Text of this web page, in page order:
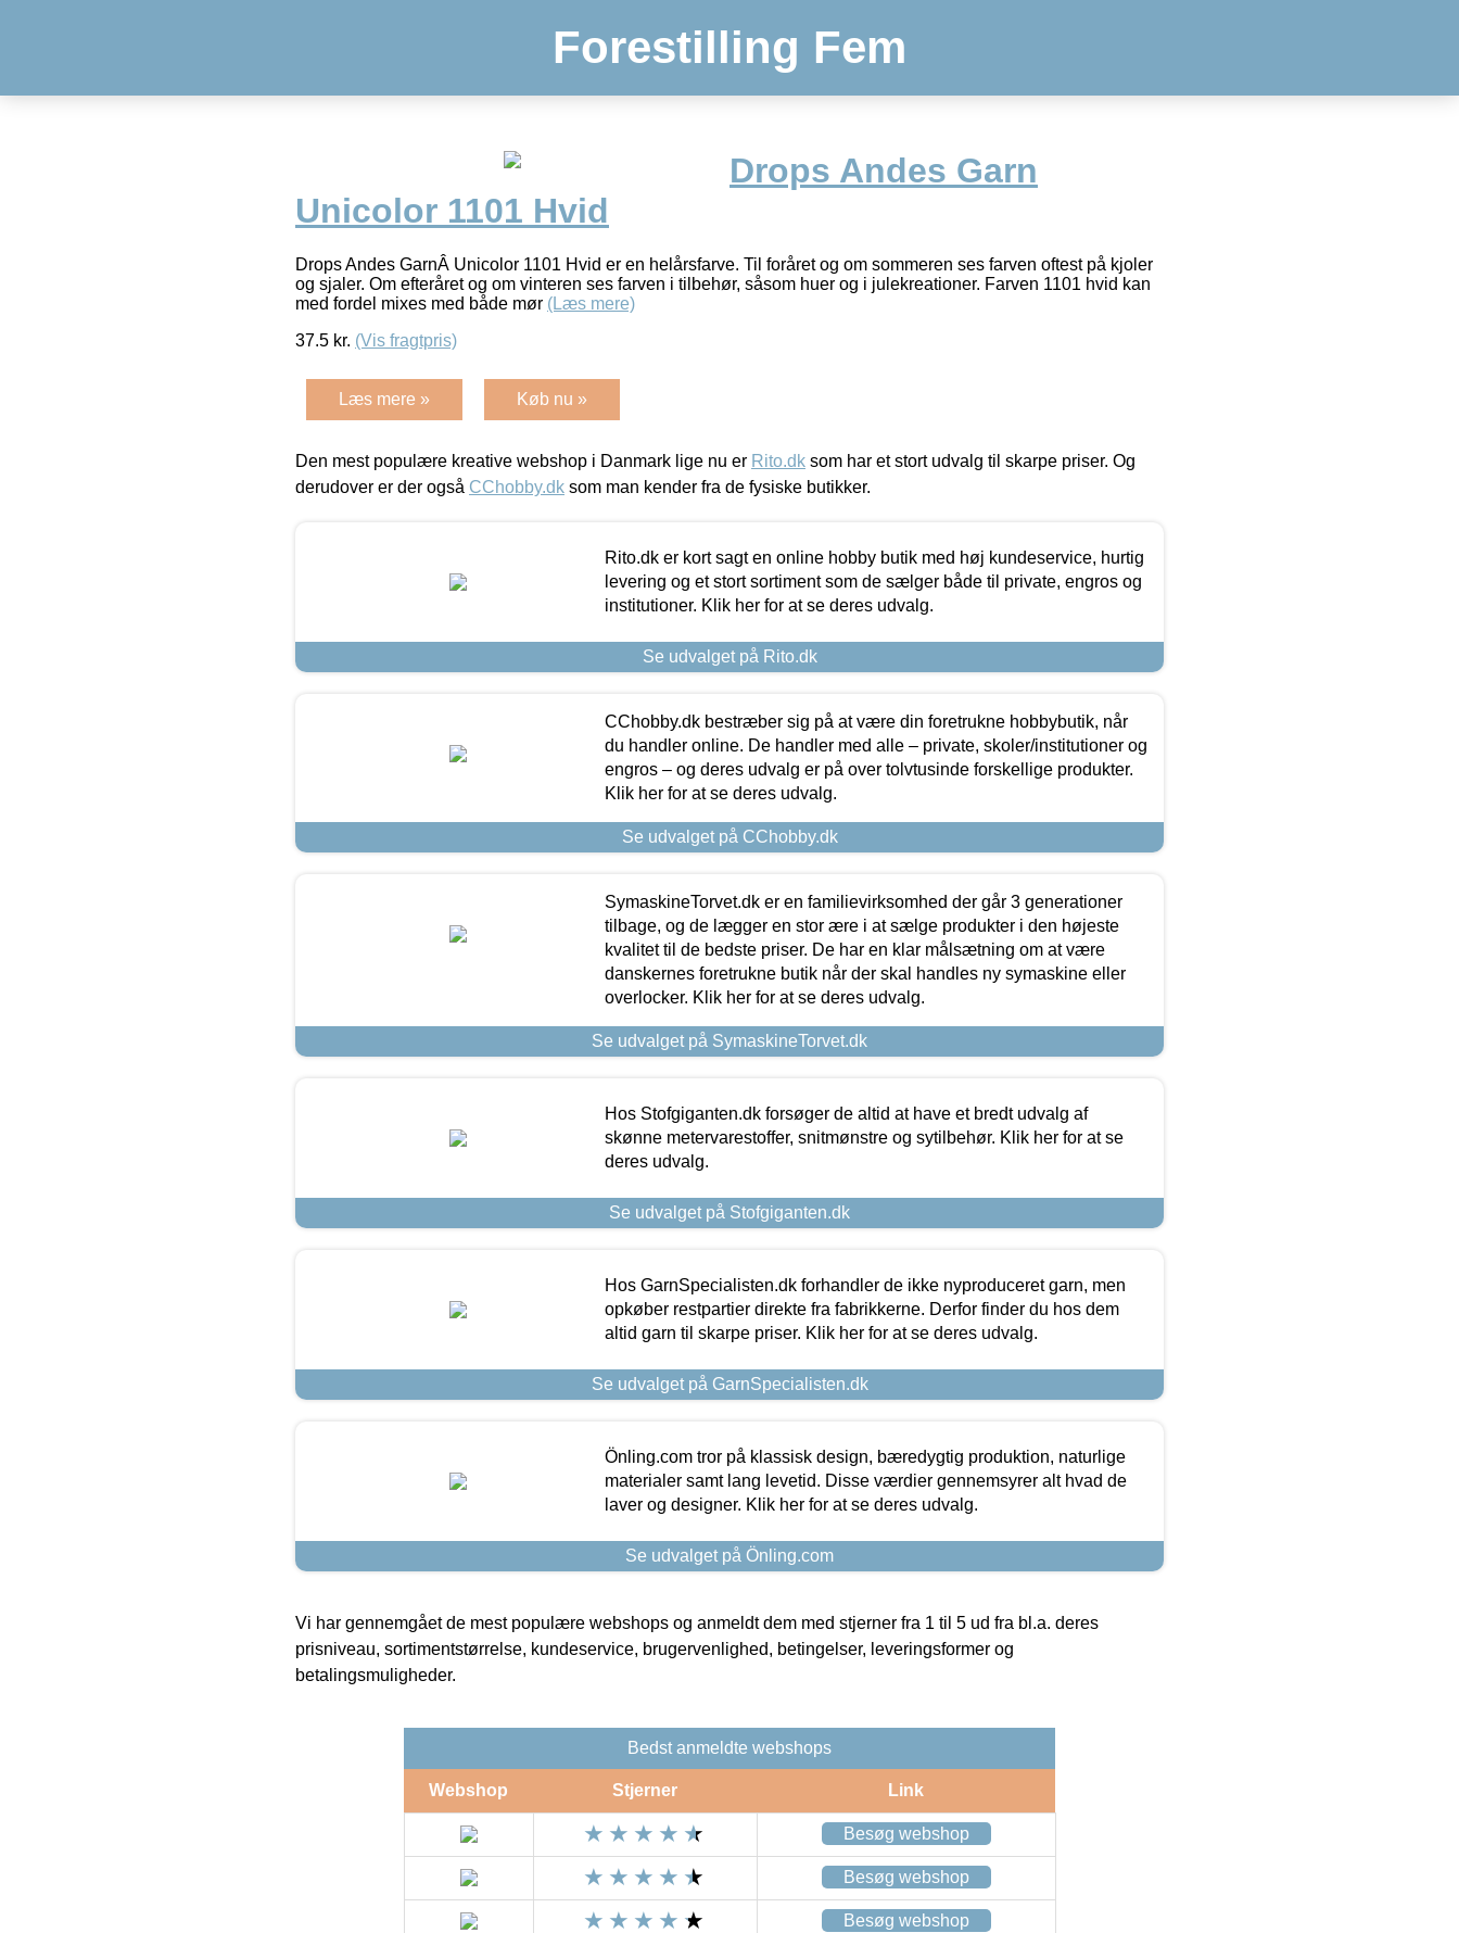
Forestilling Fem
Drops Andes Garn
Unicolor 1101 Hvid
Drops Andes GarnÂ Unicolor 1101 Hvid er en helårsfarve. Til foråret og om sommeren ses farven oftest på kjoler
og sjaler. Om efteråret og om vinteren ses farven i tilbehør, såsom huer og i julekreationer. Farven 1101 hvid kan
med fordel mixes med både mør (Læs mere)
37.5 kr. (Vis fragtpris)
Læs mere » Køb nu »
Den mest populære kreative webshop i Danmark lige nu er Rito.dk som har et stort udvalg til skarpe priser. Og
derudover er der også CChobby.dk som man kender fra de fysiske butikker.
Rito.dk er kort sagt en online hobby butik med høj kundeservice, hurtig
levering og et stort sortiment som de sælger både til private, engros og
institutioner. Klik her for at se deres udvalg.
Se udvalget på Rito.dk
CChobby.dk bestræber sig på at være din foretrukne hobbybutik, når
du handler online. De handler med alle – private, skoler/institutioner og
engros – og deres udvalg er på over tolvtusinde forskellige produkter.
Klik her for at se deres udvalg.
Se udvalget på CChobby.dk
SymaskineTorvet.dk er en familievirksomhed der går 3 generationer
tilbage, og de lægger en stor ære i at sælge produkter i den højeste
kvalitet til de bedste priser. De har en klar målsætning om at være
danskernes foretrukne butik når der skal handles ny symaskine eller
overlocker. Klik her for at se deres udvalg.
Se udvalget på SymaskineTorvet.dk
Hos Stofgiganten.dk forsøger de altid at have et bredt udvalg af
skønne metervarestoffer, snitmønstre og sytilbehør. Klik her for at se
deres udvalg.
Se udvalget på Stofgiganten.dk
Hos GarnSpecialisten.dk forhandler de ikke nyproduceret garn, men
opkøber restpartier direkte fra fabrikkerne. Derfor finder du hos dem
altid garn til skarpe priser. Klik her for at se deres udvalg.
Se udvalget på GarnSpecialisten.dk
Önling.com tror på klassisk design, bæredygtig produktion, naturlige
materialer samt lang levetid. Disse værdier gennemsyrer alt hvad de
laver og designer. Klik her for at se deres udvalg.
Se udvalget på Önling.com
Vi har gennemgået de mest populære webshops og anmeldt dem med stjerner fra 1 til 5 ud fra bl.a. deres
prisniveau, sortimentstørrelse, kundeservice, brugervenlighed, betingelser, leveringsformer og
betalingsmuligheder.
Bedst anmeldte webshops
Webshop Stjerner Link
Besøg webshop
Besøg webshop
Besøg webshop